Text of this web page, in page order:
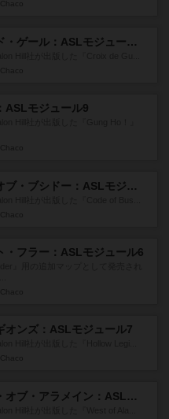
クロワ・ド・ゲール：ASLモジュール10
ASLモジュール9
コード・オブ・ブシドー：ASLモジュール8
・フラー：ASLモジュール6
オンズ：ASLモジュール7
ウエスト・オブ・アラメイン：ASLモジュール5